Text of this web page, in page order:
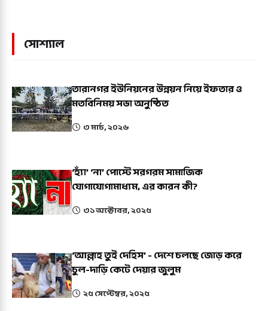
সোশ্যাল
তারানগর ইউনিয়নের উন্নয়ন নিয়ে ইফতার ও
মতবিনিময় সভা অনুষ্ঠিত
৩ মার্চ, ২০২৬
‘হ্যাঁ’ ‘না’ পোস্টে সরগরম সামাজিক
যোগাযোগামাধ্যম, এর কারন কী?
৩১ অক্টোবর, ২০২৫
‘আল্লাহ তুই দেহিস’ - দেশে চলছে জোড় করে
চুল-দাড়ি কেটে দেয়ার জুলুম
২৫ সেপ্টেম্বর, ২০২৫